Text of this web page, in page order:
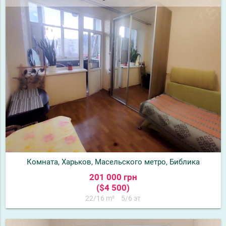
Комната, Харьков, Масельского метро, Библика
201 000 грн
($4 500)
22/16 m² 5/6 эт